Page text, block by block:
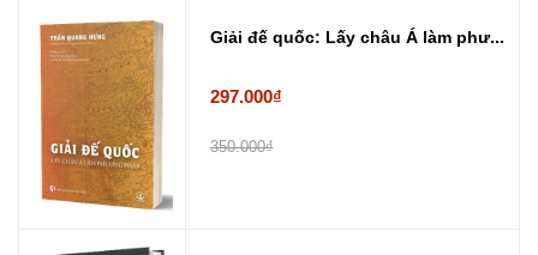
Giải đế quốc: Lấy châu Á làm phư...
297.000₫
350.000₫